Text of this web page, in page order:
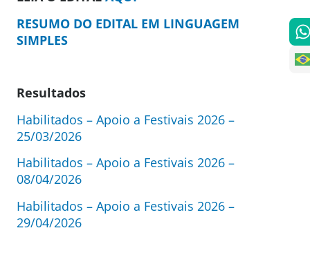
RESUMO DO EDITAL EM LINGUAGEM
SIMPLES
Resultados
Habilitados – Apoio a Festivais 2026 –
25/03/2026
Habilitados – Apoio a Festivais 2026 –
08/04/2026
Habilitados – Apoio a Festivais 2026 –
29/04/2026